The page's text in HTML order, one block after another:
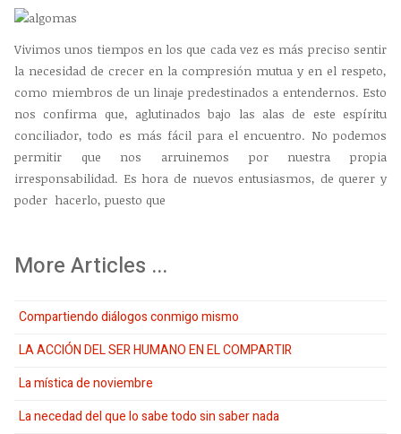
Vivimos unos tiempos en los que cada vez es más preciso sentir
la necesidad de crecer en la compresión mutua y en el respeto,
como miembros de un linaje predestinados a entendernos. Esto
nos confirma que, aglutinados bajo las alas de este espíritu
conciliador, todo es más fácil para el encuentro. No podemos
permitir que nos arruinemos por nuestra propia
irresponsabilidad. Es hora de nuevos entusiasmos, de querer y
poder hacerlo, puesto que
More Articles ...
Compartiendo diálogos conmigo mismo
LA ACCIÓN DEL SER HUMANO EN EL COMPARTIR
La mística de noviembre
La necedad del que lo sabe todo sin saber nada